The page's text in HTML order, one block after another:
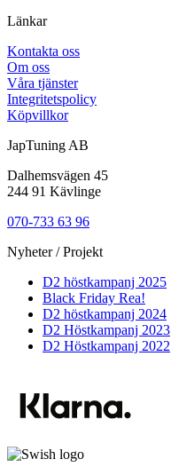
Länkar
Kontakta oss
Om oss
Våra tjänster
Integritetspolicy
Köpvillkor
JapTuning AB
Dalhemsvägen 45
244 91 Kävlinge
070-733 63 96
Nyheter / Projekt
D2 höstkampanj 2025
Black Friday Rea!
D2 höstkampanj 2024
D2 Höstkampanj 2023
D2 Höstkampanj 2022